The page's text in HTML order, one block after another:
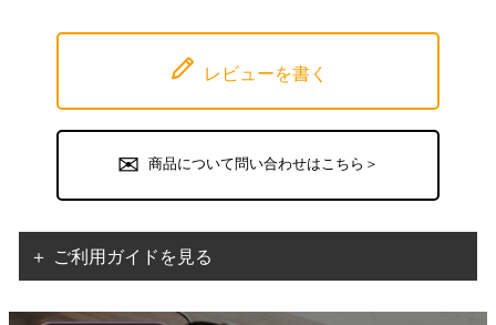
レビューを書く
商品について問い合わせはこちら＞
＋ ご利用ガイドを見る